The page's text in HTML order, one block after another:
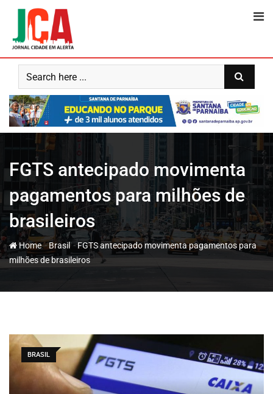
content
FGTS antecipado movimenta
pagamentos para milhões de
brasileiros
Home-Brasil-FGTS antecipado movimenta pagamentos para
milhões de brasileiros
BRASIL